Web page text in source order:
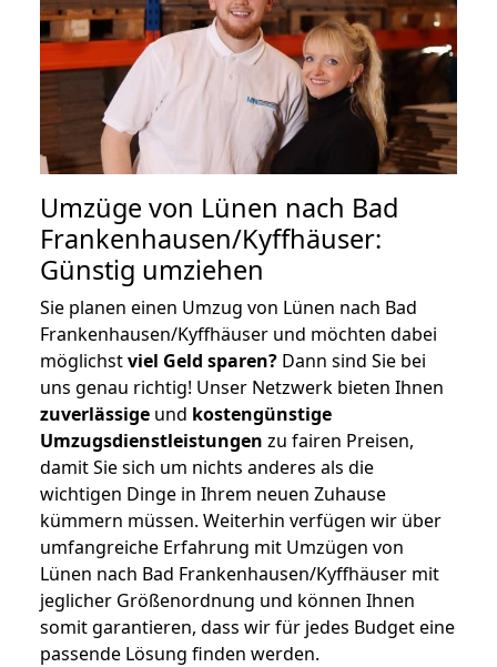
Umzüge von Lünen nach Bad
Frankenhausen/Kyffhäuser:
Günstig umziehen
Sie planen einen Umzug von Lünen nach Bad
Frankenhausen/Kyffhäuser und möchten dabei
möglichstviel Geld sparen? Dann sind Sie bei
uns genau richtig! Unser Netzwerk bieten Ihnen
zuverlässige und kostengünstige
Umzugsdienstleistungen zu fairen Preisen,
damit Sie sich um nichts anderes als die
wichtigen Dinge in Ihrem neuen Zuhause
kümmern müssen. Weiterhin verfügen wir über
umfangreiche Erfahrung mit Umzügen von
Lünen nach Bad Frankenhausen/Kyffhäuser mit
jeglicher Größenordnung und können Ihnen
somit garantieren, dass wir für jedes Budget eine
passende Lösung finden werden.